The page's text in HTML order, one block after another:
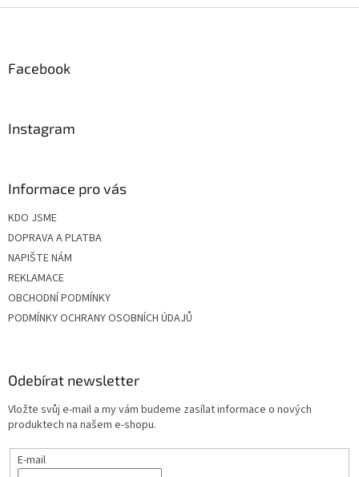
Facebook
Instagram
Informace pro vás
KDO JSME
DOPRAVA A PLATBA
NAPIŠTE NÁM
REKLAMACE
OBCHODNÍ PODMÍNKY
PODMÍNKY OCHRANY OSOBNÍCH ÚDAJŮ
Odebírat newsletter
Vložte svůj e-mail a my vám budeme zasílat informace o nových
produktech na našem e-shopu.
E-mail